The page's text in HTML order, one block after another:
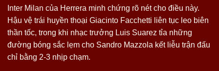
Inter Milan của Herrera minh chứng rõ nét cho điều này.
Hậu vệ trái huyền thoại Giacinto Facchetti liên tục leo biên
thần tốc, trong khi nhạc trưởng Luis Suarez tỉa những
đường bóng sắc lẹm cho Sandro Mazzola kết liễu trận đấu
chỉ bằng 2-3 nhịp chạm.